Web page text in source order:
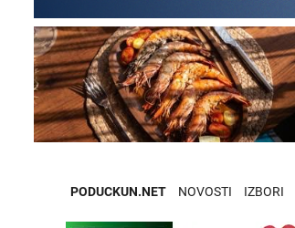
PODUCKUN.NET NOVOSTI IZBORI